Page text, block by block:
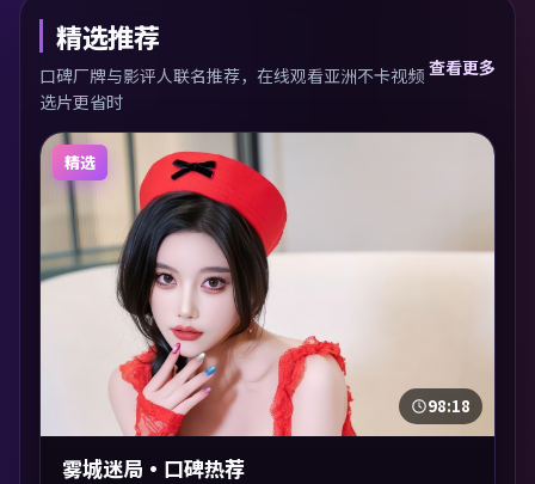
精选推荐
口碑厂牌与影评人联名推荐，在线观看亚洲不卡视频
选片更省时
查看更多
精选
98:18
雾城迷局·口碑热荐